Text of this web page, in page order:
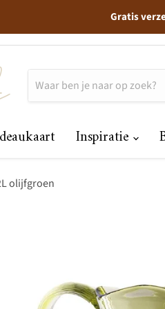
Gratis
Inspiratie
olijfgroen